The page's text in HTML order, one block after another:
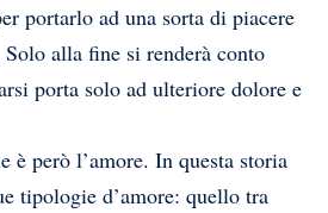
portarlo ad una sorta di piacere
alla fine si renderà conto
porta solo ad ulteriore dolore e
è però l’amore. In questa storia
tipologie d’amore: quello tra